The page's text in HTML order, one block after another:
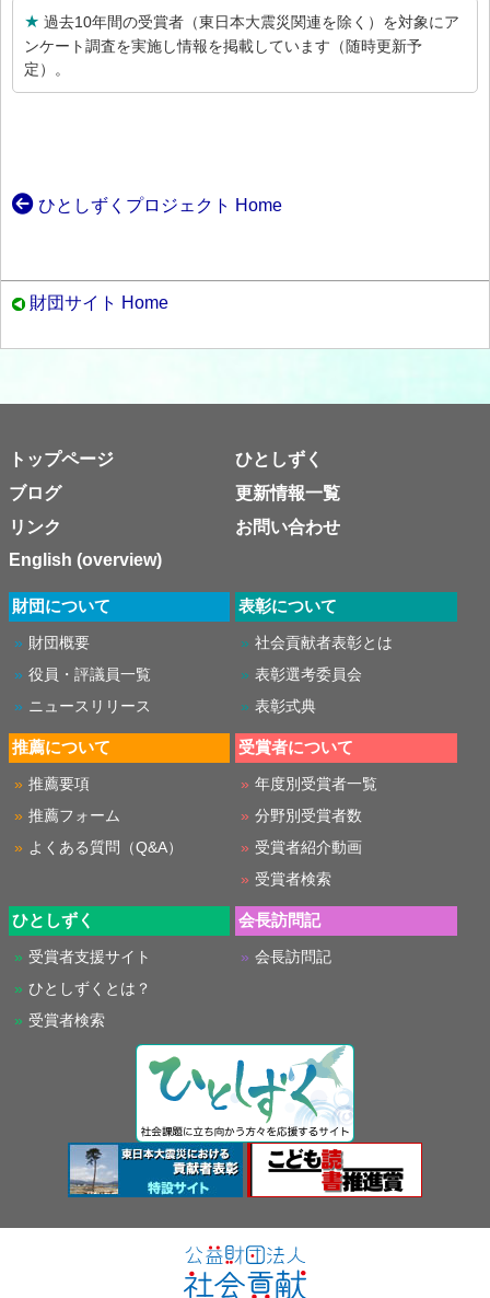
★ 過去10年間の受賞者（東日本大震災関連を除く）を対象にア
ンケート調査を実施し情報を掲載しています（随時更新予
定）。
ひとしずくプロジェクト Home
財団サイト Home
トップページ
ひとしずく
ブログ
更新情報一覧
リンク
お問い合わせ
English (overview)
財団について
財団概要
役員・評議員一覧
ニュースリリース
表彰について
社会貢献者表彰とは
表彰選考委員会
表彰式典
推薦について
推薦要項
推薦フォーム
よくある質問（Q&A）
受賞者について
年度別受賞者一覧
分野別受賞者数
受賞者紹介動画
受賞者検索
ひとしずく
受賞者支援サイト
ひとしずくとは？
受賞者検索
会長訪問記
会長訪問記